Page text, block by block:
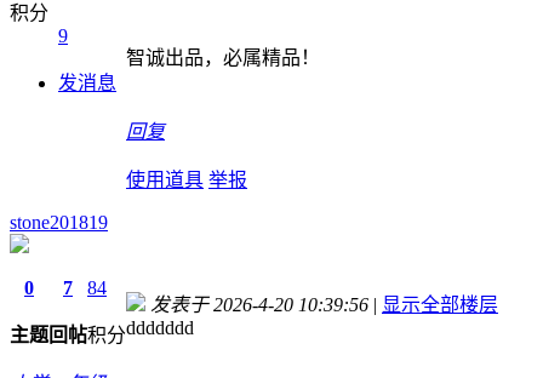
积分
9
发消息
智诚出品，必属精品！
回复
使用道具 举报
stone201819
0
主题
7
回帖
84
积分
发表于 2026-4-20 10:39:56 | 显示全部楼层
ddddddd